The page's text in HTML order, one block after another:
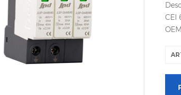
CEI